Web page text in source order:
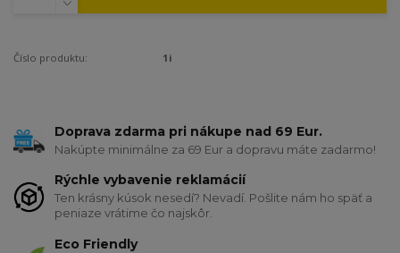
Číslo produktu: 1i
Doprava zdarma pri nákupe nad 69 Eur.
Nakúpte minimálne za 69 Eur a dopravu máte zadarmo!
Rýchle vybavenie reklamácií
Ten krásny kúsok nesedí? Nevadí. Pošlite nám ho späť a
peniaze vrátime čo najskôr.
Eco Friendly